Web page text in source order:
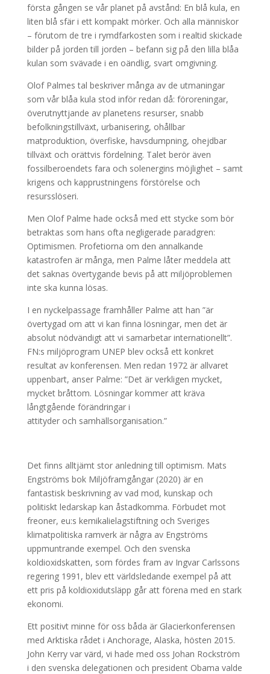
första gången se vår planet på avstånd: En blå kula, en
liten blå sfär i ett kompakt mörker. Och alla människor
– förutom de tre i rymdfarkosten som i realtid skickade
bilder på jorden till jorden – befann sig på den lilla blåa
kulan som svävade i en oändlig, svart omgivning.
Olof Palmes tal beskriver många av de utmaningar
som vår blåa kula stod inför redan då: föroreningar,
överutnyttjande av planetens resurser, snabb
befolkningstillväxt, urbanisering, ohållbar
matproduktion, överfiske, havsdumpning, ohejdbar
tillväxt och orättvis fördelning. Talet berör även
fossilberoendets fara och solenergins möjlighet – samt
krigens och kapprustningens förstörelse och
resursslöseri.
Men Olof Palme hade också med ett stycke som bör
betraktas som hans ofta negligerade paradgren:
Optimismen. Profetiorna om den annalkande
katastrofen är många, men Palme låter meddela att
det saknas övertygande bevis på att miljöproblemen
inte ska kunna lösas.
I en nyckelpassage framhåller Palme att han ”är
övertygad om att vi kan finna lösningar, men det är
absolut nödvändigt att vi samarbetar internationellt”.
FN:s miljöprogram UNEP blev också ett konkret
resultat av konferensen. Men redan 1972 är allvaret
uppenbart, anser Palme: ”Det är verkligen mycket,
mycket bråttom. Lösningar kommer att kräva
långtgående förändringar i
attityder och samhällsorganisation.”
Det finns alltjämt stor anledning till optimism. Mats
Engströms bok Miljöframgångar (2020) är en
fantastisk beskrivning av vad mod, kunskap och
politiskt ledarskap kan åstadkomma. Förbudet mot
freoner, eu:s kemikalielagstiftning och Sveriges
klimatpolitiska ramverk är några av Engströms
uppmuntrande exempel. Och den svenska
koldioxidskatten, som fördes fram av Ingvar Carlssons
regering 1991, blev ett världsledande exempel på att
ett pris på koldioxidutsläpp går att förena med en stark
ekonomi.
Ett positivt minne för oss båda är Glacierkonferensen
med Arktiska rådet i Anchorage, Alaska, hösten 2015.
John Kerry var värd, vi hade med oss Johan Rockström
i den svenska delegationen och president Obama valde